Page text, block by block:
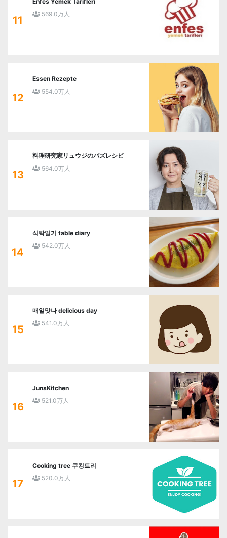
11
569.0万人
12
Essen Rezepte
554.0万人
13
料理研究家リュウジのバズレシピ
564.0万人
14
식탁일기 table diary
542.0万人
15
매일맛나 delicious day
541.0万人
16
JunsKitchen
521.0万人
17
Cooking tree 쿠킹트리
520.0万人